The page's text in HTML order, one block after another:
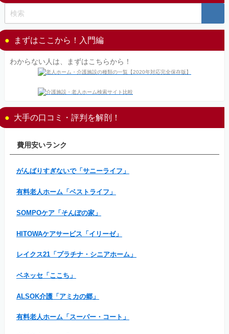
まずはここから！入門編
わからない人は、まずはこちらから！
大手の口コミ・評判を解剖！
費用安いランク
がんばりすぎないで「サニーライフ」
有料老人ホーム「ベストライフ」
SOMPOケア「そんぽの家」
HITOWAケアサービス「イリーゼ」
レイクス21「プラチナ・シニアホーム」
ベネッセ「ここち」
ALSOK介護「アミカの郷」
有料老人ホーム「スーパー・コート」